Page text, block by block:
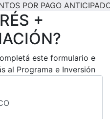
POR PAGO
+
este formulario e
al Programa e Inversión